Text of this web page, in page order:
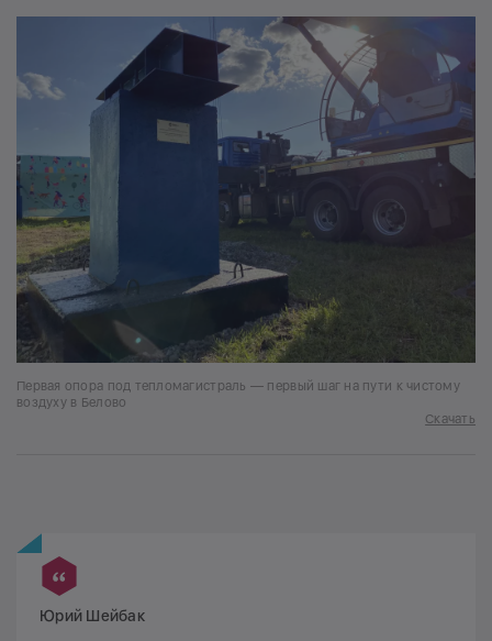
Первая опора под тепломагистраль — первый шаг на пути к чистому
воздуху в Белово
Скачать
Юрий Шейбак